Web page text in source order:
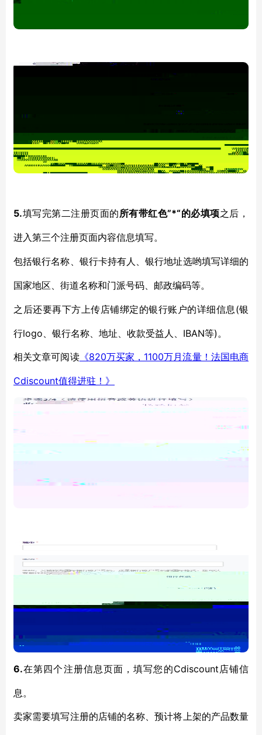
5.填写完第二注册页面的所有带红色”*“的必填项之后，
进入第三个注册页面内容信息填写。
包括银行名称、银行卡持有人、银行地址选哟填写详细的
国家地区、街道名称和门派号码、邮政编码等。
之后还要再下方上传店铺绑定的银行账户的详细信息 (银
行logo、银行名称、地址、收款受益人、IBAN等)。
相关文章可阅读《820万买家，1100万月流量！法国电商
Cdiscount值得进驻！》
6.在第四个注册信息页面，填写您的Cdiscount店铺信
息。
卖家需要填写注册的店铺的名称、预计将上架的产品数量